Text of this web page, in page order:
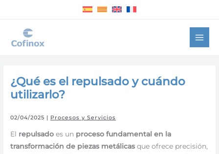
contenido
¿Qué es el repulsado y cuándo
utilizarlo?
02/04/2025 | Procesos y Servicios
El repulsado es un proceso fundamental en la
transformación de piezas metálicas que ofrece precisión,